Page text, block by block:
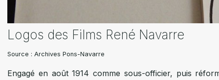
Logos des Films René Navarre
Source : Archives Pons-Navarre
Engagé en août 1914 comme sous-officier, puis
Logo des Films René Navarre
Source : Archives Pons-Navarre
Logos des Films René Navarre
Source : Archives Pons-Navarre
Tampon logo "Les Films René
Source : Archives Pons-Navarre
Contrat, 1928
Source : Archives Pons-Navarre
Enveloppe pré-tamponnée
Source : Archives Pons-Navarre
Papier à en-tête "Les Films René
Source : Archives Pons-Navarre
Menu de circonstance, 1943
Source : Archives Pons-Navarre
Lettre de René Navarre, 1946
Source : Archives Pons-Navarre